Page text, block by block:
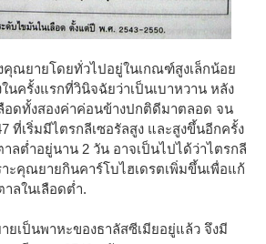
คุณยายโดยทั่วไปอยู่ในเกณฑ์สูงเล็กน้อย
นครั้งแรกที่วินิจฉัยว่าเป็นเบาหวาน หลัง
อดทั้งสองค่าค่อนข้างปกติดีมาตลอด จน
ที่เริ่มมีไตรกลีเซอรัลสูง และสูงขึ้นอีกครั้ง
ลต่ำอยู่นาน 2 วัน อาจเป็นไปได้ว่าไตรกลี
าะคุณยายกินคาร์โบไฮเดรตเพิ่มขึ้นเพื่อแก้
ลในเลือดต่ำ.
ยเป็นพาหะของธาลัสซีเมียอยู่แล้ว จึงมี